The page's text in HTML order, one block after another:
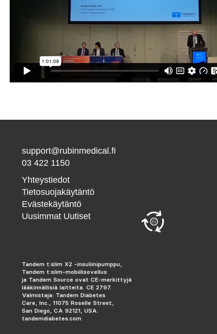
support@rubinmedical.fi
03 422 1150
Tandem t:slim X2 -insuliinipumppu,
Tandem t:slim-mobiilisovellus
ja Tandem Source ovat CE-merkittyjä
lääkinnällisiä laitteita. CE 2797.
Valmistaja: Tandem Diabetes
Care, Inc., 11075 Roselle Street,
San Diego, CA 92121, USA.
tandemdiabetes.com
Yhteystiedot
Tietosuojakäytäntö
Evästekäytäntö
Uusimmat Uutiset